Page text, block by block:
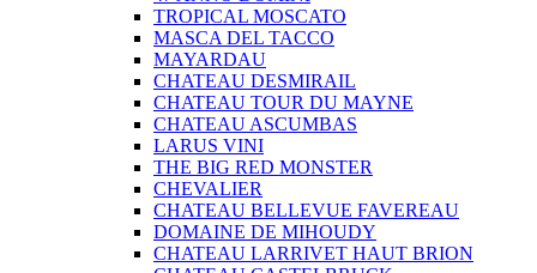
TROPICAL MOSCATO
MASCA DEL TACCO
MAYARDAU
CHATEAU DESMIRAIL
CHATEAU TOUR DU MAYNE
CHATEAU ASCUMBAS
LARUS VINI
THE BIG RED MONSTER
CHEVALIER
CHATEAU BELLEVUE FAVEREAU
DOMAINE DE MIHOUDY
CHATEAU LARRIVET HAUT BRION